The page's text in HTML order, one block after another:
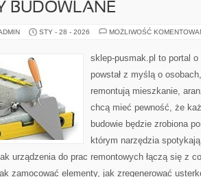
BUDOWLANE
STY - 28 - 2026 MOŻLIWOŚĆ
sklep-pusmak.pl to portal
powstał z myślą o
remontują mieszkanie,
chcą mieć pewność, że
budowie będzie zrobiona
którym narzędzia
urządzenia do prac remontowych łączą się z
zamocować elementy, jak zregenerować